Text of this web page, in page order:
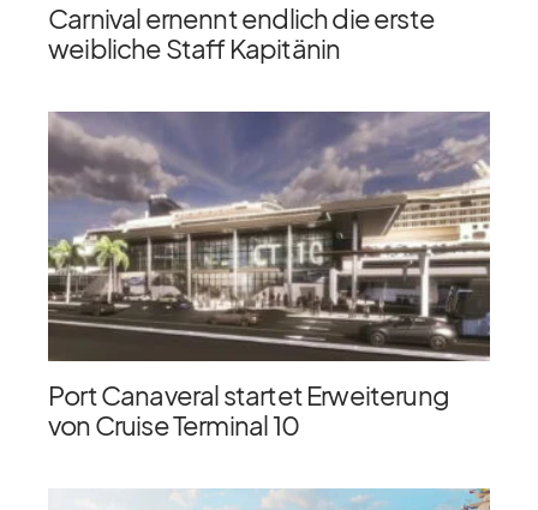
Carnival ernennt endlich die erste
weibliche Staff Kapitänin
Port Canaveral startet Erweiterung
von Cruise Terminal 10